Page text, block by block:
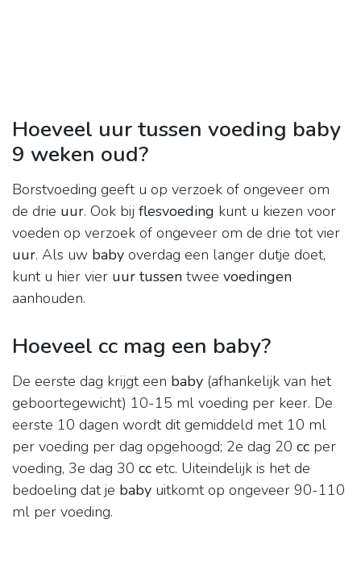
Hoeveel uur tussen voeding baby
9 weken oud?
Borstvoeding geeft u op verzoek of ongeveer om
de drie uur. Ook bij flesvoeding kunt u kiezen voor
voeden op verzoek of ongeveer om de drie tot vier
uur. Als uw baby overdag een langer dutje doet,
kunt u hier vier uur tussen twee voedingen
aanhouden.
Hoeveel cc mag een baby?
De eerste dag krijgt een baby (afhankelijk van het
geboortegewicht) 10-15 ml voeding per keer. De
eerste 10 dagen wordt dit gemiddeld met 10 ml
per voeding per dag opgehoogd; 2e dag 20 cc per
voeding, 3e dag 30 cc etc. Uiteindelijk is het de
bedoeling dat je baby uitkomt op ongeveer 90-110
ml per voeding.